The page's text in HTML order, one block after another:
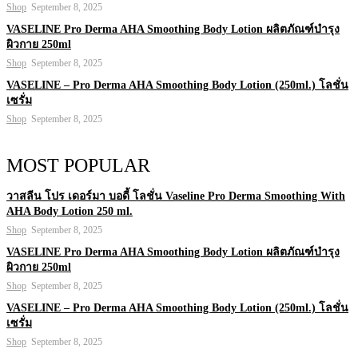
Shop September 8, 2025
VASELINE Pro Derma AHA Smoothing Body Lotion ผลิตภัณฑ์บำรุง
ผิวกาย 250ml
Shop September 8, 2025
VASELINE – Pro Derma AHA Smoothing Body Lotion (250ml.) โลชั่น
เซรั่ม
Shop September 8, 2025
MOST POPULAR
วาสลีน โปร เดอร์มา บอดี้ โลชั่น Vaseline Pro Derma Smoothing With
AHA Body Lotion 250 ml.
Shop September 8, 2025
VASELINE Pro Derma AHA Smoothing Body Lotion ผลิตภัณฑ์บำรุง
ผิวกาย 250ml
Shop September 8, 2025
VASELINE – Pro Derma AHA Smoothing Body Lotion (250ml.) โลชั่น
เซรั่ม
Shop September 8, 2025